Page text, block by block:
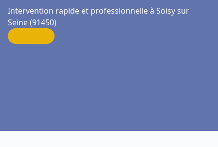
Intervention rapide et professionnelle à Soisy sur
Seine (91450)